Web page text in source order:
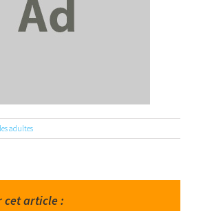
adultes
cet article :